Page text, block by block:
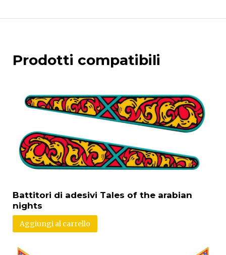
Prodotti compatibili
Battitori di adesivi Tales of the arabian
nights
Aggiungi al carrello